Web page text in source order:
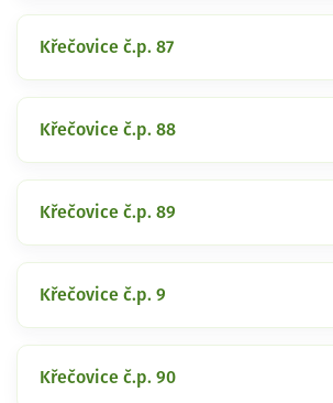
Křečovice č.p. 87
Křečovice č.p. 88
Křečovice č.p. 89
Křečovice č.p. 9
Křečovice č.p. 90